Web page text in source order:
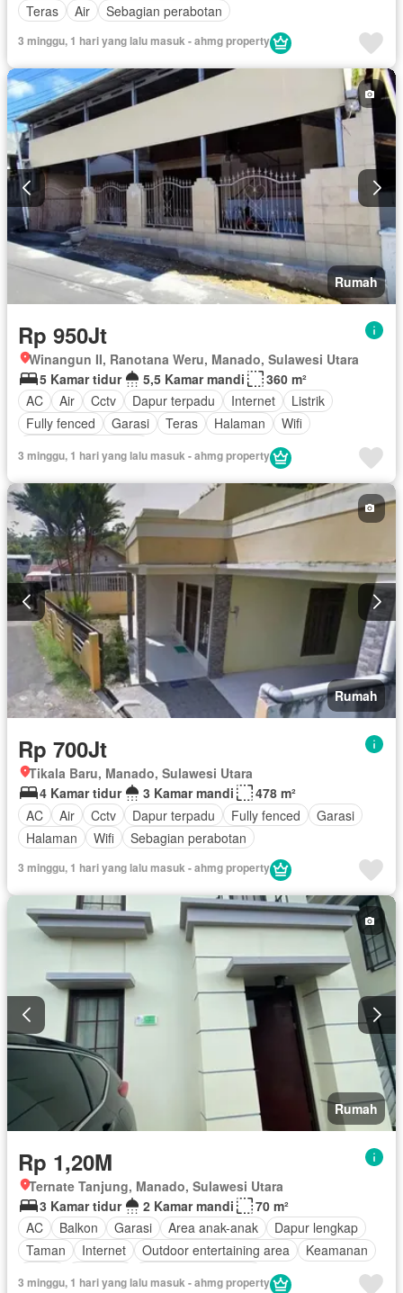
Teras
Air Sebagian perabotan
3 minggu, 1 hari yang lalu masuk - ahmg property
Rumah
Rp 950Jt
Winangun II, Ranotana Weru, Manado, Sulawesi Utara
5 Kamar tidur
5,5 Kamar mandi
360 m²
AC
Air Cctv Dapur terpadu Internet
Listrik
Fully fenced
Garasi Teras Halaman
Wifi
3 minggu, 1 hari yang lalu masuk - ahmg property
Rumah
Rp 700Jt
Tikala Baru, Manado, Sulawesi Utara
4 Kamar tidur
3 Kamar mandi
478 m²
AC
Air Cctv Dapur terpadu Fully fenced
Garasi
Halaman
Wifi Sebagian perabotan
3 minggu, 1 hari yang lalu masuk - ahmg property
Rumah
Rp 1,20M
Ternate Tanjung, Manado, Sulawesi Utara
3 Kamar tidur
2 Kamar mandi
70 m²
AC
Balkon Garasi Area anak-anak
Dapur lengkap
Taman
Internet Outdoor entertaining area
Keamanan
3 minggu, 1 hari yang lalu masuk - ahmg property